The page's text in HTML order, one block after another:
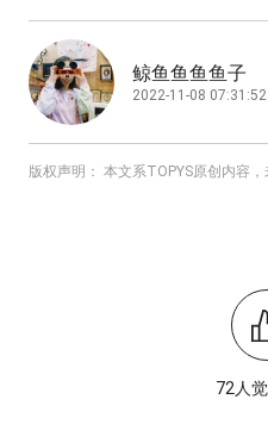
鲸鱼鱼鱼鱼子
2022-11-08 07:31:52
版权声明： 本文系TOPYS原创内容
72人